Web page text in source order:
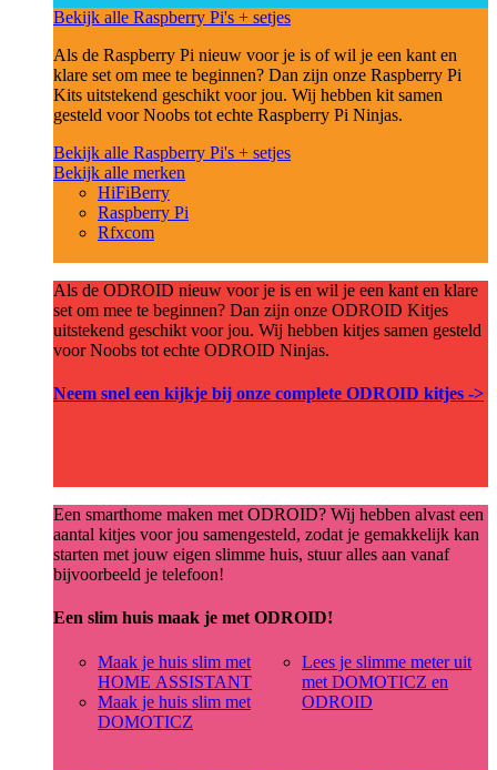
Bekijk alle Raspberry Pi's + setjes
Als de Raspberry Pi nieuw voor je is of wil je een kant en
klare set om mee te beginnen? Dan zijn onze Raspberry Pi
Kits uitstekend geschikt voor jou. Wij hebben kit samen
gesteld voor Noobs tot echte Raspberry Pi Ninjas.
Bekijk alle Raspberry Pi's + setjes
Bekijk alle merken
HiFiBerry
Raspberry Pi
Rfxcom
Als de ODROID nieuw voor je is en wil je een kant en klare
set om mee te beginnen? Dan zijn onze ODROID Kitjes
uitstekend geschikt voor jou. Wij hebben kitjes samen gesteld
voor Noobs tot echte ODROID Ninjas.
Neem snel een kijkje bij onze complete ODROID kitjes ->
Een smarthome maken met ODROID? Wij hebben alvast een
aantal kitjes voor jou samengesteld, zodat je gemakkelijk kan
starten met jouw eigen slimme huis, stuur alles aan vanaf
bijvoorbeeld je telefoon!
Een slim huis maak je met ODROID!
Maak je huis slim met
HOME ASSISTANT
Maak je huis slim met
DOMOTICZ
Lees je slimme meter uit
met DOMOTICZ en
ODROID